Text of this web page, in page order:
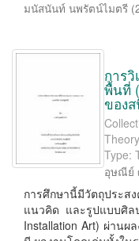
มนัสนันท์ นพรัตน์ไมตรี (
การ
พื้นที่
ของ
Type:
อุษณีย์
การศึกษานี้มีวัตถุประ
แนวคิด และรูปแบบศิล
Installation Art) ผ่าน